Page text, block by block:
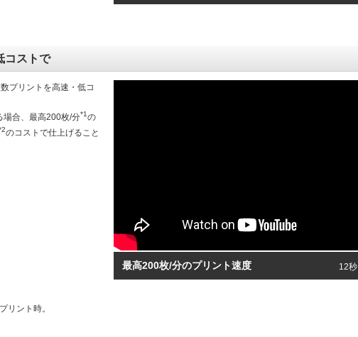
コストで
プリントを高速・低コ
場合、最高200枚/分*1の
のコストで仕上げること
最高200枚/分のプリント速度 12秒
リント時。